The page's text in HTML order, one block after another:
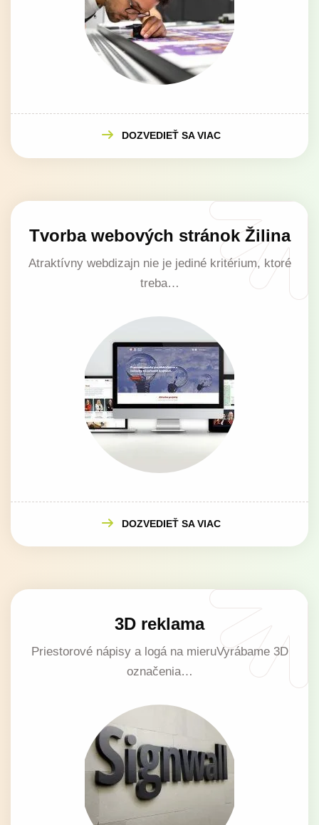
DOZVEDIEŤ SA VIAC
Tvorba webových stránok Žilina
Atraktívny webdizajn nie je jediné kritérium, ktoré
treba…
DOZVEDIEŤ SA VIAC
3D reklama
Priestorové nápisy a logá na mieruVyrábame 3D
označenia…